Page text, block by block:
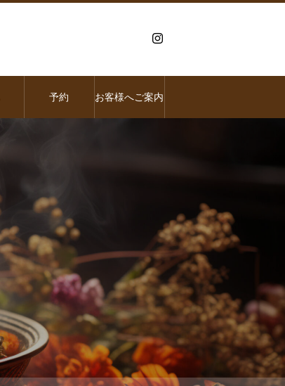
予約 お客様へご案内